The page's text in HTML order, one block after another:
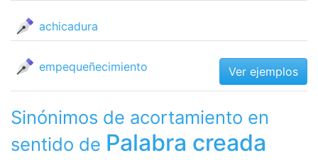
achicadura
empequeñecimiento Ver ejemplos
Sinónimos de acortamiento en
sentido de Palabra creada